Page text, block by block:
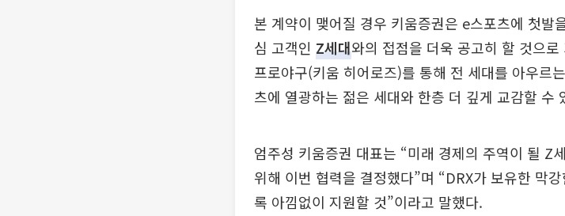
본 계약이 맺어질 경우 키움증권은 e스포츠에 첫발
심 고객인 Z세대와의 접점을 더욱 공고히 할 것으
프로야구(키움 히어로즈)를 통해 전 세대를 아우르
츠에 열광하는 젊은 세대와 한층 더 깊게 교감할 수
엄주성 키움증권 대표는 “미래 경제의 주역이 될 Z
위해 이번 협력을 결정했다”며 “DRX가 보유한 막
록 아낌없이 지원할 것”이라고 말했다.